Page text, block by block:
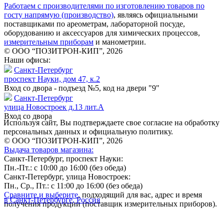
Работаем с производителями по изготовлению товаров по
госту напрямую (производство), являясь официальными
поставщиками по ареометрам, лабораторной посуде,
оборудованию и аксессуаров для химических процессов,
измерительным приборам и манометрии.
© ООО “ПОЗИТРОН-КИП”, 2026
Наши офисы:
Санкт-Петербург
проспект Науки, дом 47, к.2
Вход со двора - подъезд №5, код на двери "9"
Санкт-Петербург
улица Новостроек д.13 лит.А
Вход со двора
Используя сайт, Вы подтверждаете свое согласие на обработку
персональных данных и официальную политику.
© ООО “ПОЗИТРОН-КИП”, 2026
Выдача товаров магазина:
Санкт-Петербург, проспект Науки:
Пн.-Пт.: с 10:00 до 16:00 (без обеда)
Санкт-Петербург, улица Новостроек:
Пн., Ср., Пт.: с 11:00 до 16:00 (без обеда)
Сравните и выберите, подходящий для вас, адрес и время
получения продукции (поставщик измерительных приборов).
в Санкт-Петербурге, Россия